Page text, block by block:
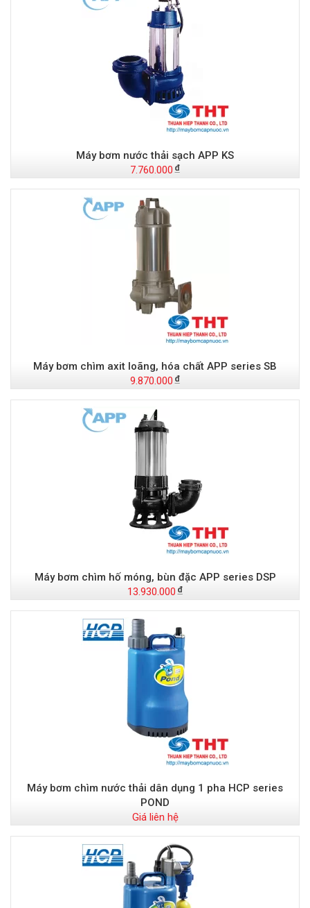
Máy bơm nước thải sạch APP KS
7.760.000
Máy bơm chìm axit loãng, hóa chất APP series SB
9.870.000
Máy bơm chìm hố móng, bùn đặc APP series DSP
13.930.000
Máy bơm chìm nước thải dân dụng 1 pha HCP series
POND
Giá liên hệ